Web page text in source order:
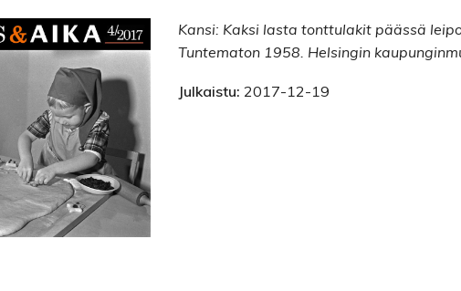
Kansi: Kaksi lasta tonttulakit päässä
Tuntematon 1958. Helsingin
Julkaistu: 2017-12-19